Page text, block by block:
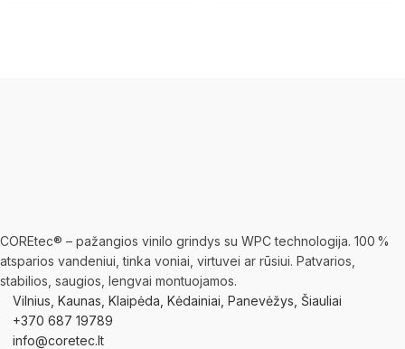
COREtec® – pažangios vinilo grindys su WPC technologija. 100 %
atsparios vandeniui, tinka voniai, virtuvei ar rūsiui. Patvarios,
stabilios, saugios, lengvai montuojamos.
Vilnius, Kaunas, Klaipėda, Kėdainiai, Panevėžys, Šiauliai
+370 687 19789
info@coretec.lt